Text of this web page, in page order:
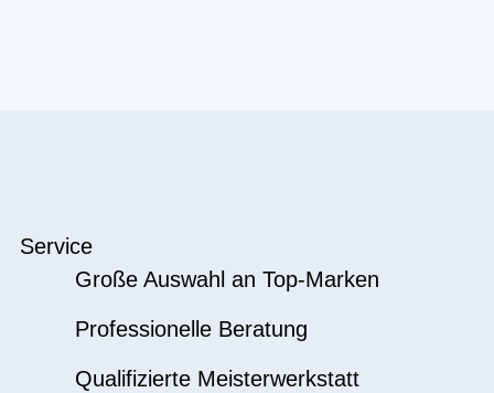
Service
Große Auswahl an Top-Marken
Professionelle Beratung
Qualifizierte Meisterwerkstatt